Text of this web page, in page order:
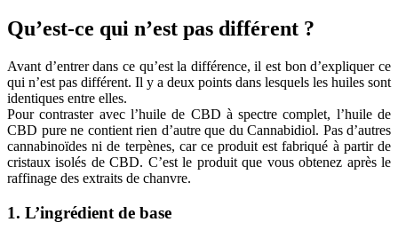
Qu’est-ce qui n’est pas différent ?
Avant d’entrer dans ce qu’est la différence, il est bon d’expliquer ce
qui n’est pas différent. Il y a deux points dans lesquels les huiles sont
identiques entre elles.
Pour contraster avec l’huile de CBD à spectre complet, l’huile de
CBD pure ne contient rien d’autre que du Cannabidiol. Pas d’autres
cannabinoïdes ni de terpènes, car ce produit est fabriqué à partir de
cristaux isolés de CBD. C’est le produit que vous obtenez après le
raffinage des extraits de chanvre.
1. L’ingrédient de base